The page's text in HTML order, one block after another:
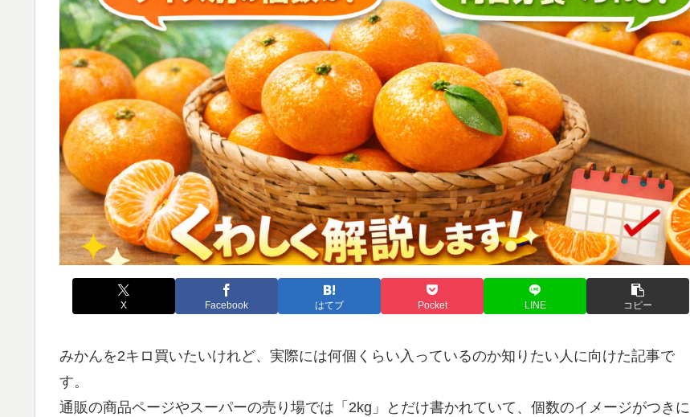
X Facebook はてブ Pocket LINE コピー
みかんを2キロ買いたいけれど、実際には何個くらい入っているのか知りたい人に向けた記事で
す。
通販の商品ページやスーパーの売り場では「2kg」とだけ書かれていて、個数のイメージがつきに